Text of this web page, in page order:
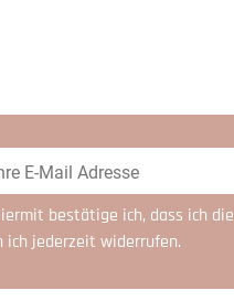
bestätige ich, dass ich die
ich jederzeit widerrufen.